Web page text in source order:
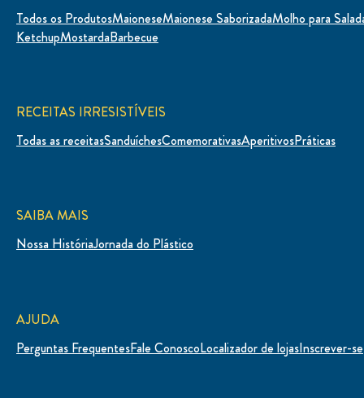
Todos os ProdutosMaioneseMaionese SaborizadaMolho para
KetchupMostardaBarbecue
RECEITAS IRRESISTÍVEIS
Todas as receitasSanduíchesComemorativasAperitivosPráticas
SAIBA MAIS
Nossa HistóriaJornada do Plástico
AJUDA
Perguntas FrequentesFale ConoscoLocalizador de lojasInscrever-se